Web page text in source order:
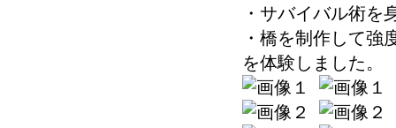
・サバイバル術を
・橋を制作して強
を体験しました。